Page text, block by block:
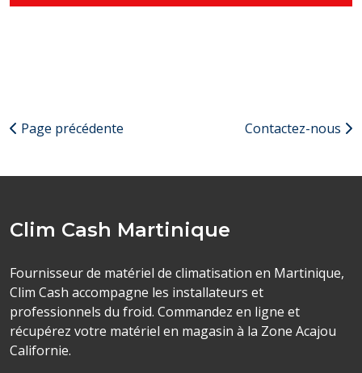
Page précédente Contactez-nous
Clim Cash Martinique
Fournisseur de matériel de climatisation en Martinique,
Clim Cash accompagne les installateurs et
professionnels du froid. Commandez en ligne et
récupérez votre matériel en magasin à la Zone Acajou
Californie.